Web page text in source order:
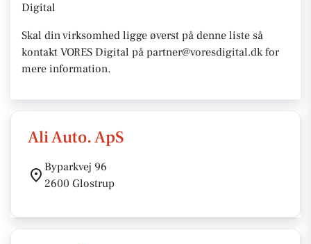
Digital
Skal din virksomhed ligge øverst på denne liste så
kontakt VORES Digital på partner@voresdigital.dk for
mere information.
Ali Auto. ApS
Byparkvej 96
2600 Glostrup